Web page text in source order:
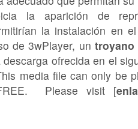
la aparición de
la instalación en
de 3wPlayer, untroyano
ofrecida en el
media file can only be
Please visit [